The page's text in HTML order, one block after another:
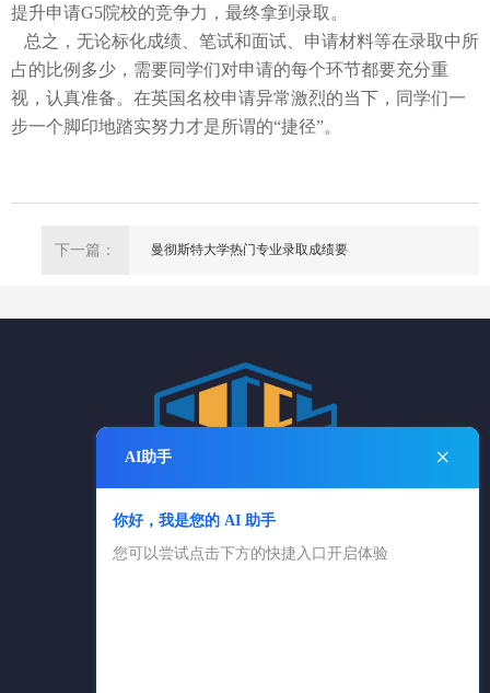
提升申请G5院校的竞争力，最终拿到录取。
总之，无论标化成绩、笔试和面试、申请材料等在录取中所
占的比例多少，需要同学们对申请的每个环节都要充分重
视，认真准备。在英国名校申请异常激烈的当下，同学们一
步一个脚印地踏实努力才是所谓的“捷径”。
下一篇： 曼彻斯特大学热门专业录取成绩要
电话：025-84869361
AI助手 ×
你好，我是您的 AI 助手
您可以尝试点击下方的快捷入口开启体验